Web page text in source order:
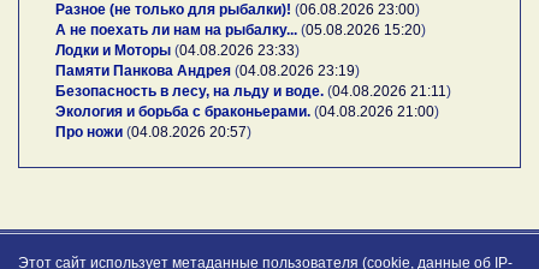
Разное (не только для рыбалки)! (06.08.2026 23:00)
А не поехать ли нам на рыбалку... (05.08.2026 15:20)
Лодки и Моторы (04.08.2026 23:33)
Памяти Панкова Андрея (04.08.2026 23:19)
Безопасность в лесу, на льду и воде. (04.08.2026 21:11)
Экология и борьба с браконьерами. (04.08.2026 21:00)
Про ножи (04.08.2026 20:57)
Этот сайт использует метаданные пользователя (cookie, данные об IP-